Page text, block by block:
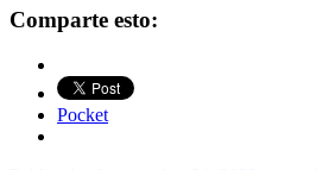
Comparte esto:
Pocket